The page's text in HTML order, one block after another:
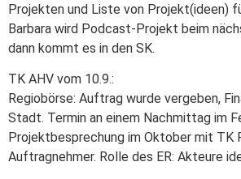
Projekten und Liste von Projekt(ideen)
Barbara wird Podcast-Projekt beim
dann kommt es in den SK.
TK AHV vom 10.9.:
Regiobörse: Auftrag wurde vergeben,
Stadt. Termin an einem Nachmittag im
Projektbesprechung im Oktober mit TK
Auftragnehmer. Rolle des ER: Akteure